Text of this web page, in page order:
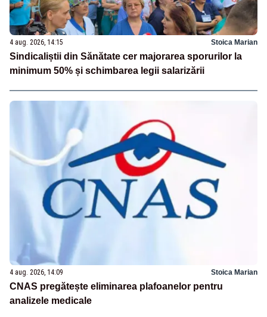
4 aug. 2026, 14:15 Stoica Marian
Sindicaliștii din Sănătate cer majorarea sporurilor la
minimum 50% și schimbarea legii salarizării
4 aug. 2026, 14:09 Stoica Marian
CNAS pregătește eliminarea plafoanelor pentru
analizele medicale